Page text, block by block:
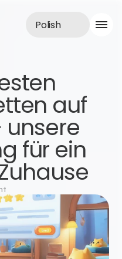
Polish
auf
für ein